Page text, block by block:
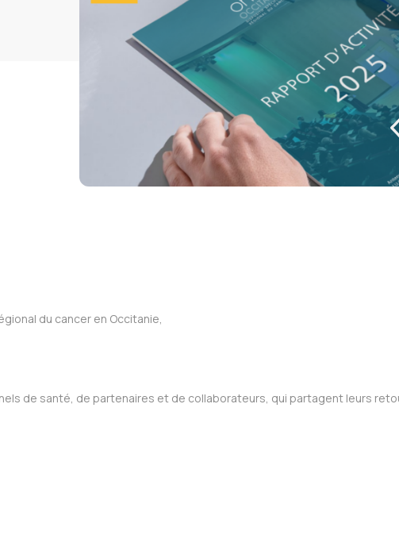
du cancer en Occitanie,
de santé, de partenaires et de collaborateurs, qui partagent leurs